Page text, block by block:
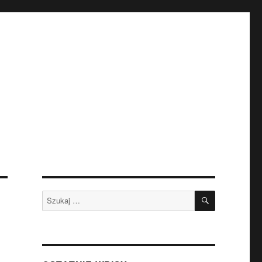
Szukaj: SZUKAJ